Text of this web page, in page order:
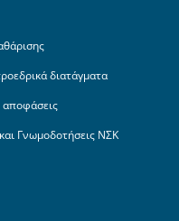
διατάγματα
αποφάσεις
Γνωμοδοτήσεις ΝΣΚ